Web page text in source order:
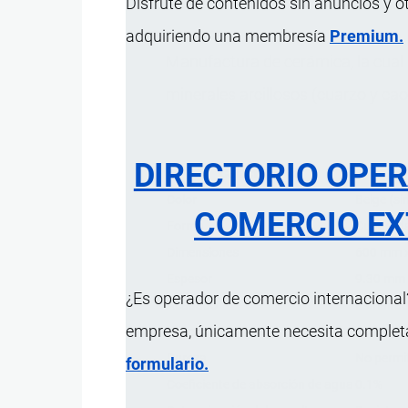
adquiriendo una membresía Premium.
DIRECTORIO
COMERCIO
¿Es operador de comercio
empresa, únicamente necesita
formulario.
Manufactura de cerámica, la
Característica
Forma
Cuadrada.
Acabado
Reverso
Dureza
No